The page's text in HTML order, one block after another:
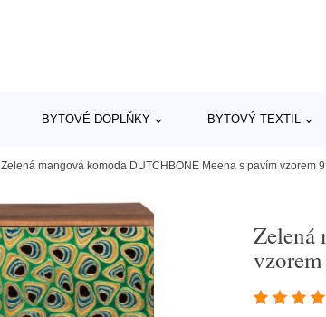
BYTOVÉ DOPLŇKY BYTOVÝ TEXTIL
Zelená mangová komoda DUTCHBONE Meena s pavím vzorem
Zelená